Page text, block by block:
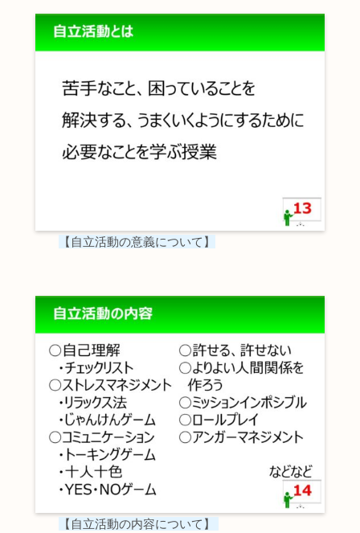
【 自立活動の意義について】
【自立活動の内容について】